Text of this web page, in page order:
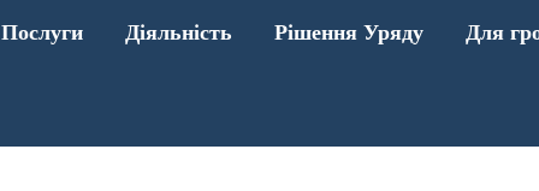
Послуги Діяльність Рішення Уряду Для